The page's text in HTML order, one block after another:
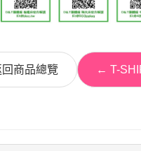
商品總覽 ← T-